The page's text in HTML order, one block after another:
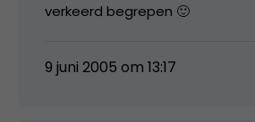
verkeerd begrepen 🙂
9 juni 2005 om 13:17